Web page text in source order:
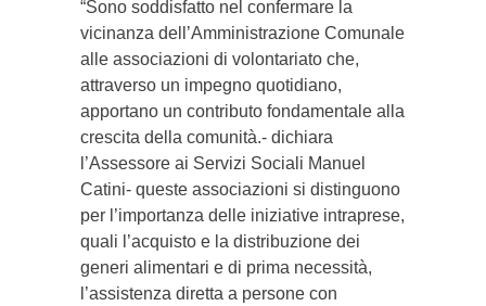
“Sono soddisfatto nel confermare la
vicinanza dell’Amministrazione Comunale
alle associazioni di volontariato che,
attraverso un impegno quotidiano,
apportano un contributo fondamentale alla
crescita della comunità.- dichiara
l’Assessore ai Servizi Sociali Manuel
Catini- queste associazioni si distinguono
per l’importanza delle iniziative intraprese,
quali l’acquisto e la distribuzione dei
generi alimentari e di prima necessità,
l’assistenza diretta a persone con